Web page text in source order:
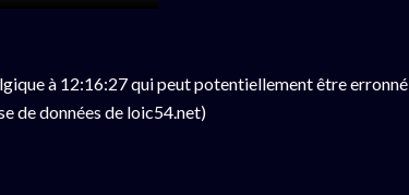
à 12:16:27 qui peut potentiellement être erronné
de données de loic54.net)